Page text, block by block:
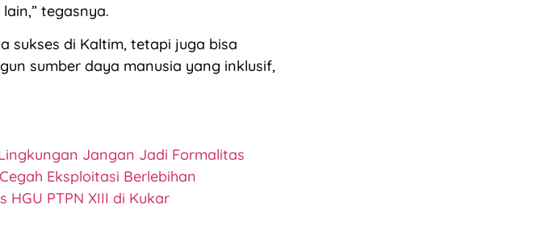
tegasnya.
sukses di Kaltim, tetapi juga bisa
sumber daya manusia yang inklusif,
Jangan Jadi Formalitas
Eksploitasi Berlebihan
PTPN XIII di Kukar